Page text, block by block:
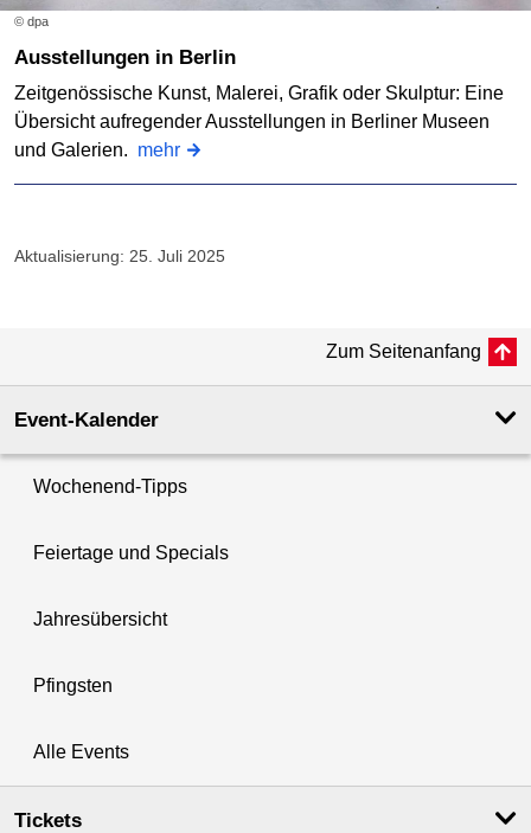
© dpa
Ausstellungen in Berlin
Zeitgenössische Kunst, Malerei, Grafik oder Skulptur: Eine
Übersicht aufregender Ausstellungen in Berliner Museen
und Galerien. mehr
Aktualisierung: 25. Juli 2025
Zum Seitenanfang
Event-Kalender
Wochenend-Tipps
Feiertage und Specials
Jahresübersicht
Pfingsten
Alle Events
Tickets